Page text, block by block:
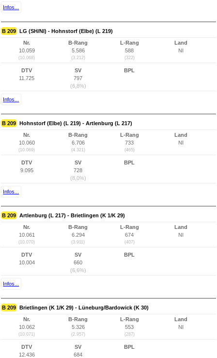
Infos...
B 209 LG (SH/NI) - Hohnstorf (Elbe) (L 219)
Nr.
10.059
(10.068)
B-Rang
5.586
(3.212)
L-Rang
588
(322)
Land
NI
DTV
11.725
SV
797
(6,8%)
BPL
Infos...
B 209 Hohnstorf (Elbe) (L 219) - Artlenburg (L 217)
Nr.
10.060
(10.069)
B-Rang
6.706
(4.321)
L-Rang
733
(465)
Land
NI
DTV
9.095
SV
728
(8,0%)
BPL
Infos...
B 209 Artlenburg (L 217) - Brietlingen (K 1/K 29)
Nr.
10.061
(10.070)
B-Rang
6.294
(3.911)
L-Rang
674
(407)
Land
NI
DTV
10.004
SV
660
(6,6%)
BPL
Infos...
B 209 Brietlingen (K 1/K 29) - Lüneburg/Bardowick (K 30)
Nr.
10.062
(10.071)
B-Rang
5.326
(2.957)
L-Rang
553
(287)
Land
NI
DTV
12.436
SV
684
BPL